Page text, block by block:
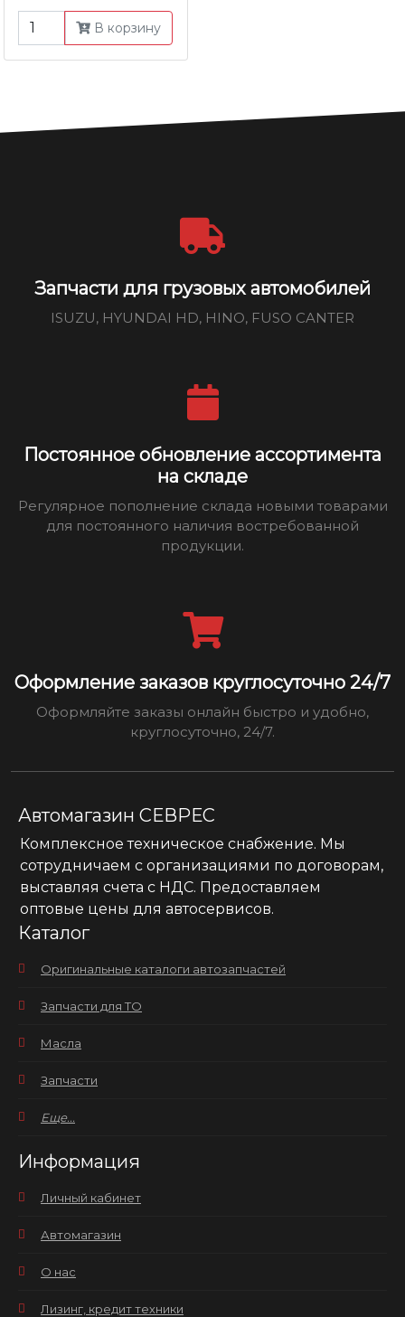
В корзину
Запчасти для грузовых автомобилей
ISUZU, HYUNDAI HD, HINO, FUSO CANTER
Постоянное обновление ассортимента
на складе
Регулярное пополнение склада новыми товарами
для постоянного наличия востребованной
продукции.
Оформление заказов круглосуточно 24/7
Оформляйте заказы онлайн быстро и удобно,
круглосуточно, 24/7.
Автомагазин СЕВРЕС
Комплексное техническое снабжение. Мы
сотрудничаем с организациями по договорам,
выставляя счета с НДС. Предоставляем
оптовые цены для автосервисов.
Каталог
Оригинальные каталоги автозапчастей
Запчасти для ТО
Масла
Запчасти
Еще...
Информация
Личный кабинет
Автомагазин
О нас
Лизинг, кредит техники